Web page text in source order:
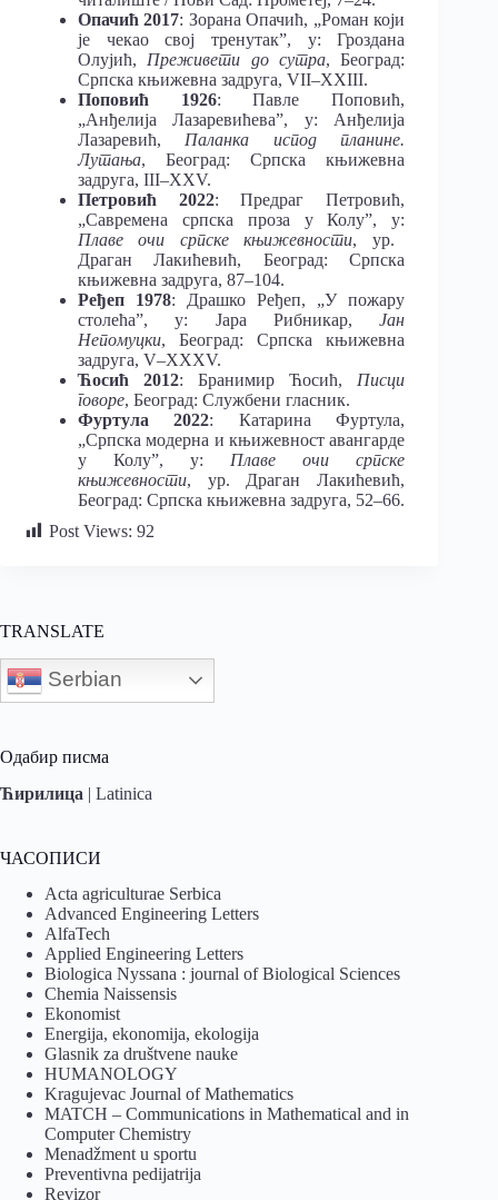
Опачић 2017: Зорана Опачић, „Роман који
је чекао свој тренутак”, у: Гроздана
Олујић, Преживети до сутра, Београд:
Српска књижевна задруга, VII–XXIII.
Поповић 1926: Павле Поповић,
„Анђелија Лазаревићева”, у: Анђелија
Лазаревић, Паланка испод планине.
Лутања, Београд: Српска књижевна
задруга, III–XXV.
Петровић 2022: Предраг Петровић,
„Савремена српска проза у Колу”, у:
Плаве очи српске књижевности, ур.
Драган Лакићевић, Београд: Српска
књижевна задруга, 87–104.
Ређеп 1978: Драшко Ређеп, „У пожару
столећа”, у: Јара Рибникар,Јан
Непомуцки, Београд: Српска књижевна
задруга, V–XXXV.
Ћосић 2012: Бранимир Ћосић, Писци
говоре, Београд: Службени гласник.
Фуртула 2022: Катарина Фуртула,
„Српска модерна и књижевност авангарде
у Колу”, у: Плаве очи српске
књижевности, ур. Драган Лакићевић,
Београд: Српска књижевна задруга, 52–66.
Post Views: 92
TRANSLATE
Serbian
Одабир писма
Ћирилица | Latinica
ЧАСОПИСИ
Acta agriculturae Serbica
Advanced Engineering Letters
AlfaTech
Applied Engineering Letters
Biologica Nyssana : journal of Biological Sciences
Chemia Naissensis
Ekonomist
Energija, ekonomija, ekologija
Glasnik za društvene nauke
HUMANOLOGY
Kragujevac Journal of Mathematics
MATCH – Communications in Mathematical and in
Computer Chemistry
Menadžment u sportu
Preventivna pedijatrija
Revizor